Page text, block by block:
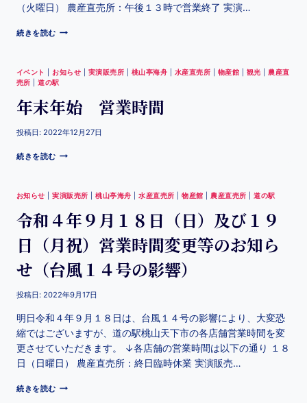
（火曜日） 農産直売所：午後１３時で営業終了 実演…
続きを読む
イベント お知らせ 実演販売所 桃山亭海舟 水産直売所 物産館 観光
農産直
売所 |道の駅
年末年始 営業時間
投稿日: 2022年12月27日
続きを読む
お知らせ |実演販売所 |桃山亭海舟 |水産直売所 |物産館 農産直売所 |道の駅
令和４年９月１８日（日）及び１９
日（月祝）営業時間変更等のお知ら
せ（台風１４号の影響）
投稿日: 2022年9月17日
明日令和４年９月１８日は、台風１４号の影響により、大変恐
縮ではございますが、道の駅桃山天下市の各店舗営業時間を変
更させていただきます。 ↓各店舗の営業時間は以下の通り １８
日（日曜日） 農産直売所：終日臨時休業 実演販売…
続きを読む